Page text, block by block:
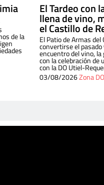
de la
El Tardeo con
llena de vino,
el Castillo de
El Patio de Armas
convertirse el
encuentro del vino,
con la celebración de
con la DO Utiel-
03/08/2026Zona DO